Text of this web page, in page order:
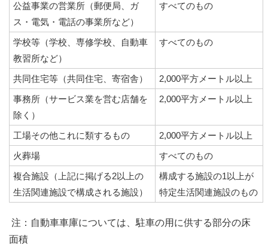
公益事業の営業所（郵便局、ガ
ス・電気・電話の事業所など）
すべてのもの
学校等（学校、専修学校、自動車
教習所など）
すべてのもの
共同住宅等（共同住宅、寄宿舎）
2,000平方メートル以上
事務所（サービス業を営む店舗を
除く）
2,000平方メートル以上
工場その他これに類するもの
2,000平方メートル以上
火葬場
すべてのもの
複合施設（上記に掲げる2以上の
生活関連施設で構成される施設）
構成する施設の1以上が
特定生活関連施設のもの
注：自動車車庫については、駐車の用に供する部分の床
面積